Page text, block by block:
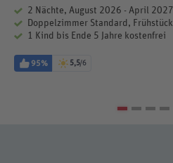
2 Nächte, August 2026 - April 2027
Doppelzimmer Standard, Frühstück
1 Kind bis Ende 5 Jahre kostenfrei
95% 5,5/6